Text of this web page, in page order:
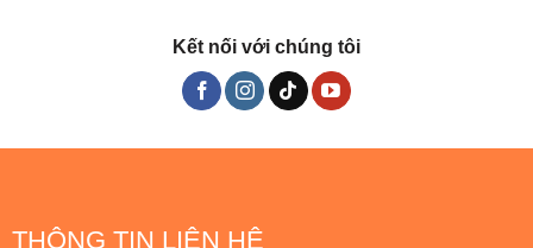
Kết nối với chúng tôi
THÔNG TIN LIÊN HỆ